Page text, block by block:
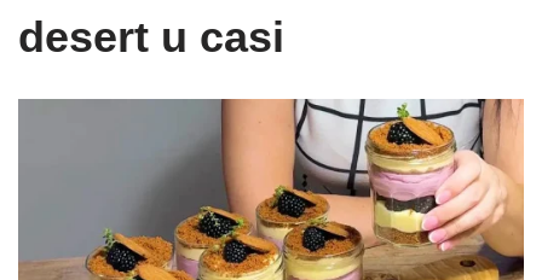
desert u casi